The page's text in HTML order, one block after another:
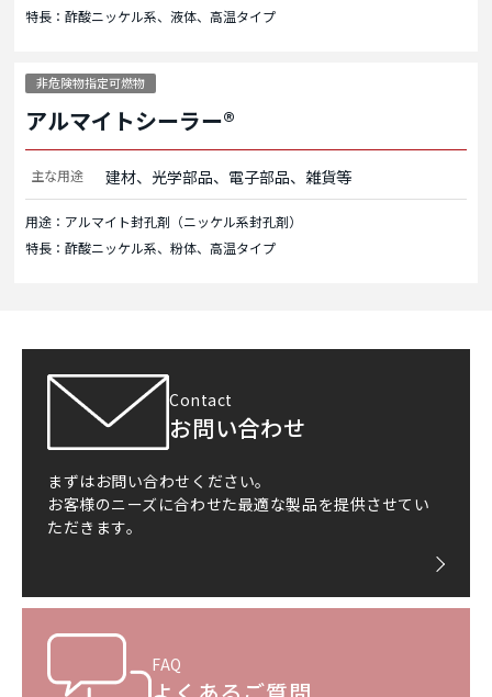
特長：酢酸ニッケル系、液体、高温タイプ
非危険物指定可燃物
アルマイトシーラー®
主な用途 建材、光学部品、電子部品、雑貨等
用途：アルマイト封孔剤（ニッケル系封孔剤）
特長：酢酸ニッケル系、粉体、高温タイプ
Contact
お問い合わせ
まずはお問い合わせください。
お客様のニーズに合わせた最適な製品を提供させてい
ただきます。
FAQ